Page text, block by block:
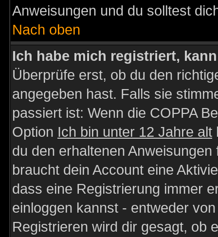
Anweisungen und du solltest
Nach oben
Ich habe mich registriert,
Überprüfe erst, ob du den
angegeben hast. Falls sie
passiert ist: Wenn die COPPA
Option Ich bin unter 12 Jahre alt
du den erhaltenen
braucht dein Account eine
dass eine Registrierung immer
einloggen kannst - entweder
Registrieren wird dir gesagt, ob